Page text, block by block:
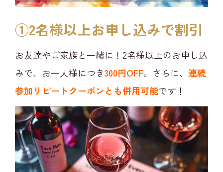
①2名様以上お申し込みで割引​
お友達やご家族と一緒に！2名様以上のお申し込
みで、お一人様につき300円OFF。さらに、 連続
参加リピートクーポンとも併用可能です！